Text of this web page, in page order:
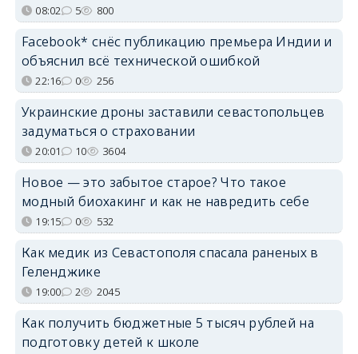
08:02 5 800
Facebook* снёс публикацию премьера Индии и
объяснил всё технической ошибкой
22:16 0 256
Украинские дроны заставили севастопольцев
задуматься о страховании
20:01 10 3604
Новое — это забытое старое? Что такое
модный биохакинг и как не навредить себе
19:15 0 532
Как медик из Севастополя спасала раненых в
Геленджике
19:00 2 2045
Как получить бюджетные 5 тысяч рублей на
подготовку детей к школе